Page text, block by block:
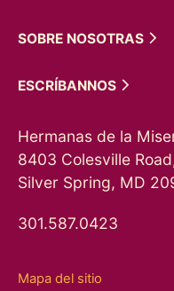
SOBRE NOSOTRAS
ESCRÍBANNOS
Hermanas de la
8403 Colesville
Silver Spring, MD
301.587.0423
Mapa del sitio